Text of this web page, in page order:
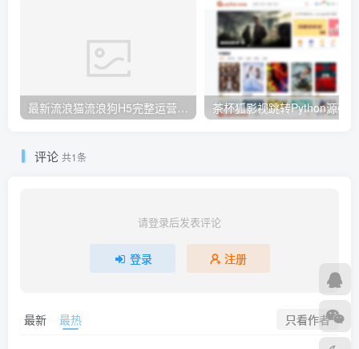
最新流浪猫流浪狗H5完整运营源码下载/可封装APP 茶杯狐影视跳转Python源码
评论 共1条
请登录后发表评论
登录 注册
最新 最热 只看作者